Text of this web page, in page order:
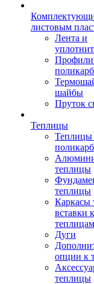
листовым
Лента и
Профили
шайбы
Пруток
Теплицы
Теплицы
теплицы
теплицы
Каркасы
вставки к
теплицам
Дуги
опции к
теплицы